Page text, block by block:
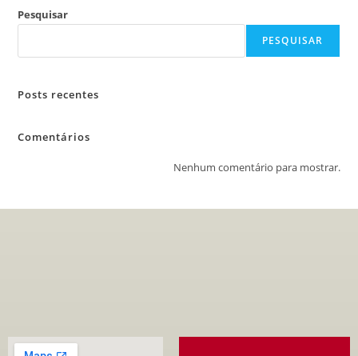
Pesquisar
PESQUISAR
Posts recentes
Comentários
Nenhum comentário para mostrar.